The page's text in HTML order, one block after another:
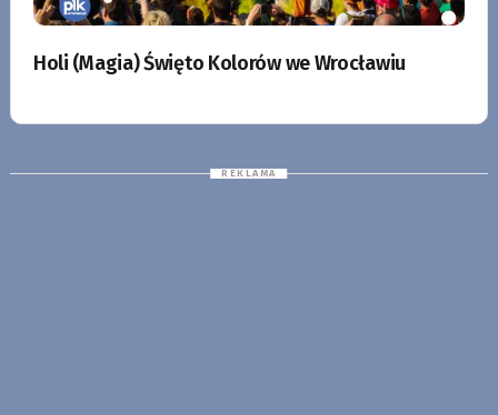
Holi (Magia) Święto Kolorów we Wrocławiu